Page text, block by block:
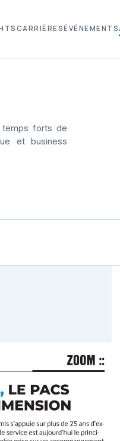
CARRIÈRESÉVÉNEMENTS
temps forts de
et business